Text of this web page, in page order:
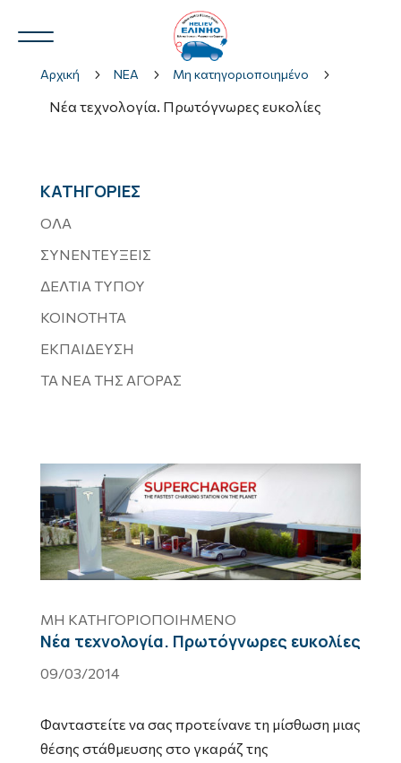
3
Αρχική 5 ΝΕΑ 5 Μη κατηγοριοποιημένο 5
Νέα τεχνολογία. Πρωτόγνωρες ευκολίες
ΚΑΤΗΓΟΡΙΕΣ
ΟΛΑ
ΣΥΝΕΝΤΕΥΞΕΙΣ
ΔΕΛΤΙΑ ΤΥΠΟΥ
ΚΟΙΝΟΤΗΤΑ
ΕΚΠΑΙΔΕΥΣΗ
ΤΑ ΝΕΑ ΤΗΣ ΑΓΟΡΑΣ
ΜΗ ΚΑΤΗΓΟΡΙΟΠΟΙΗΜΈΝΟ
Νέα τεχνολογία. Πρωτόγνωρες ευκολίες
09/03/2014
Φανταστείτε να σας προτείνανε τη μίσθωση μιας
θέσης στάθμευσης στο γκαράζ της